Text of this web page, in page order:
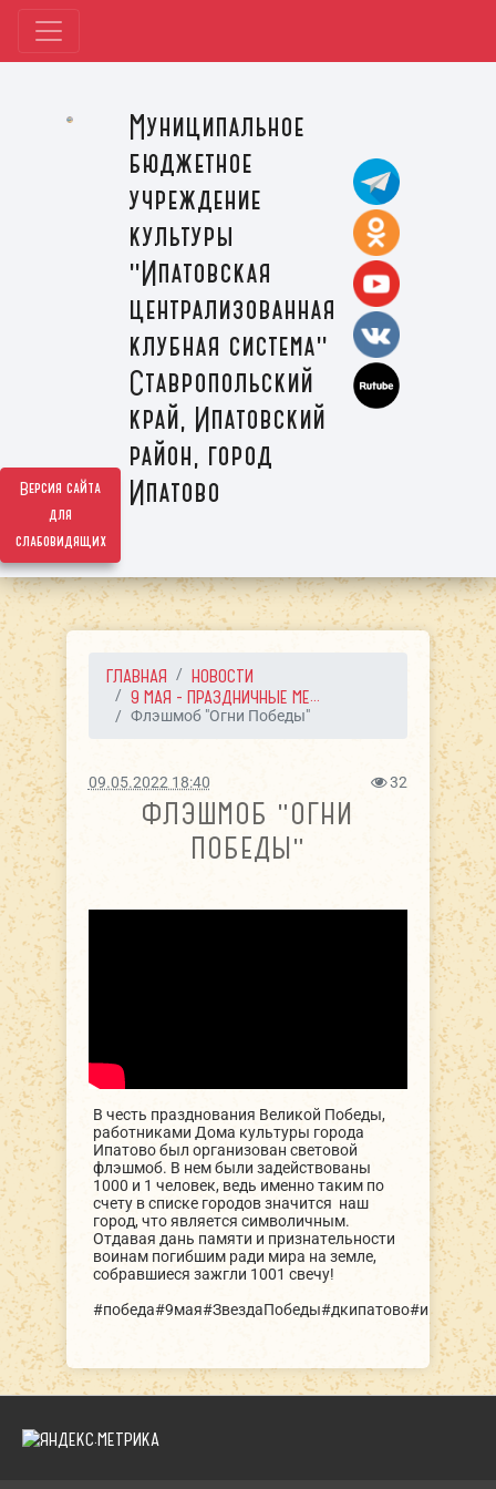
Версия сайта
для
слабовидящих
Муниципальное
бюджетное
учреждение
культуры
"Ипатовская
централизованная
клубная система"
Ставропольский
край, Ипатовский
район, город
Ипатово
ГЛАВНАЯ
НОВОСТИ
9 МАЯ - ПРАЗДНИЧНЫЕ МЕ...
Флэшмоб "Огни Победы"
09.05.2022 18:40 32
ФЛЭШМОБ "ОГНИ
ПОБЕДЫ"
В честь празднования Великой Победы,
работниками Дома культуры города
Ипатово был организован световой
флэшмоб. В нем были задействованы
1000 и 1 человек, ведь именно таким по
счету в списке городов значится наш
город, что является символичным.
Отдавая дань памяти и признательности
воинам погибшим ради мира на земле,
собравшиеся зажгли 1001 свечу!